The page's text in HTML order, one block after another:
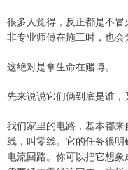
很多人觉得，反正都是不
非专业师傅在施工时，也会
这绝对是拿生命在赌博。
先来说说它们俩到底是谁，
我们家里的电路，基本都
线，叫零线。它的任务很
电流回路。你可以把它想象